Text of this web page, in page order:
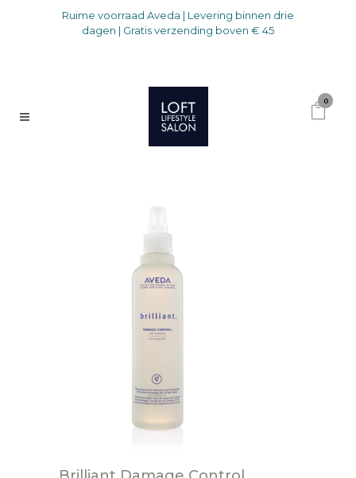
Ruime voorraad Aveda | Levering binnen drie
dagen | Gratis verzending boven € 45
0